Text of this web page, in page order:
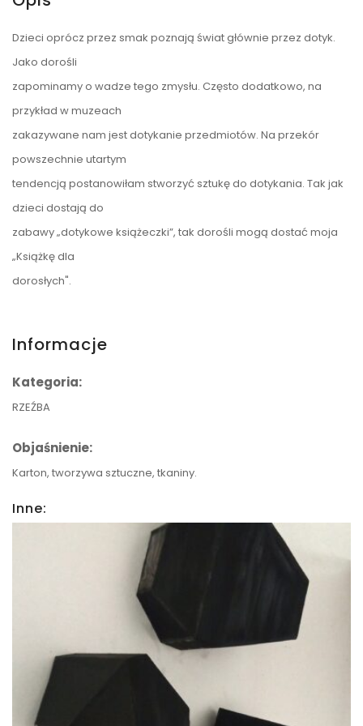
Dzieci oprócz przez smak poznają świat głównie przez dotyk.
Jako dorośli
zapominamy o wadze tego zmysłu. Często dodatkowo, na
przykład w muzeach
zakazywane nam jest dotykanie przedmiotów. Na przekór
powszechnie utartym
tendencją postanowiłam stworzyć sztukę do dotykania. Tak jak
dzieci dostają do
zabawy „dotykowe książeczki”, tak dorośli mogą dostać moja
„Książkę dla
dorosłych".
Informacje
Kategoria:
RZEŹBA
Objaśnienie:
Karton, tworzywa sztuczne, tkaniny.
Inne: